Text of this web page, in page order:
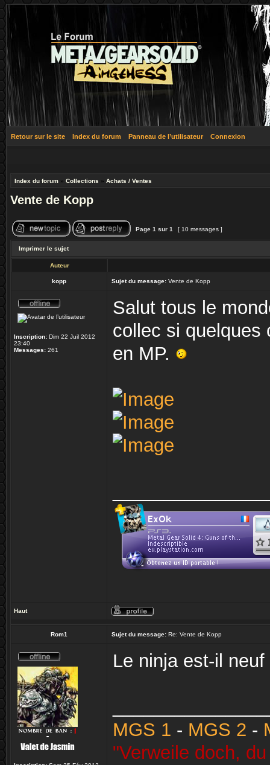
Retour sur le site Index du forum Panneau de l’utilisateur Connexion
Index du forum » Collections » Achats / Ventes
Vente de Kopp
Page 1 sur 1 [ 10 messages ]
Imprimer le sujet
Auteur
kopp Sujet du message: Vente de Kopp
Inscription: Dim 22 Juil 2012
23:40
Messages: 261
Salut tous le
collec si quelques
en MP.
Haut
Rom1 Sujet du message: Re: Vente de Kopp
Le ninja est-il
MGS 1 - MGS 2 -
"Verweile doch,